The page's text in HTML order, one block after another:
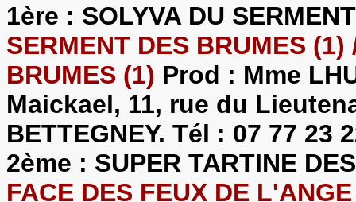
1ère : SOLYVA DU
SERMENT DES BRUMES
BRUMES (1) Prod : Mme
Maickael, 11, rue du
BETTEGNEY. Tél : 07 77 23
2ème : SUPER TARTINE
FACE DES FEUX DE